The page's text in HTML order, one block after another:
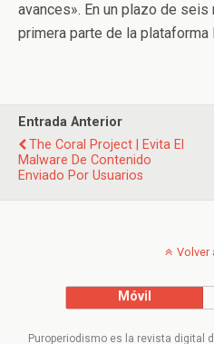
avances». En un plazo de
primera parte de la plataforma
Entrada Anterior
The Coral Project | Evita El
Malware De Contenido
Enviado Por Usuarios
Volver
Móvil
Puroperiodismo es la revista digital